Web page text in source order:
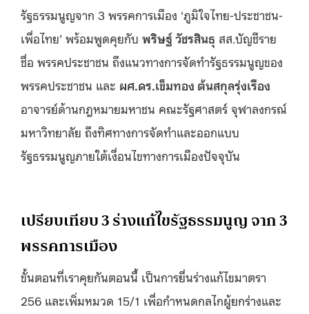
รัฐธรรมนูญจาก 3 พรรคการเมือง ‘ภูมิใจไทย-ประชาชน-
เพื่อไทย’ พร้อมพูดคุยกับ พริษฐ์ วัชรสินธุ สส.บัญชีราย
ชื่อ พรรคประชาชน ถึงแนวทางการจัดทำรัฐธรรมนูญของ
พรรคประชาชน และ ผศ.ดร.เข็มทอง ต้นสกุลรุ่งเรือง
อาจารย์ด้านกฎหมายมหาชน คณะรัฐศาสตร์ จุฬาลงกรณ์
มหาวิทยาลัย ถึงทิศทางการจัดทำและออกแบบ
รัฐธรรมนูญภายใต้เงื่อนไขทางการเมืองปัจจุบัน
เปรียบเทียบ 3 ร่างแก้ไขรัฐธรรมนูญ จาก 3
พรรคการเมือง
ขั้นตอนที่เราคุยกันตอนนี้ เป็นการยื่นร่างแก้ไขมาตรา
256 และเพิ่มหมวด 15/1 เพื่อกำหนดกลไกผู้ยกร่างและ